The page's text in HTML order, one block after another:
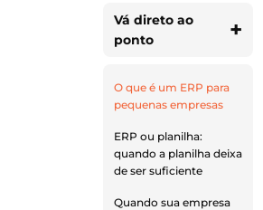
Vá direto ao
ponto
O que é um ERP para
pequenas empresas
ERP ou planilha:
quando a planilha deixa
de ser suficiente
Quando sua empresa